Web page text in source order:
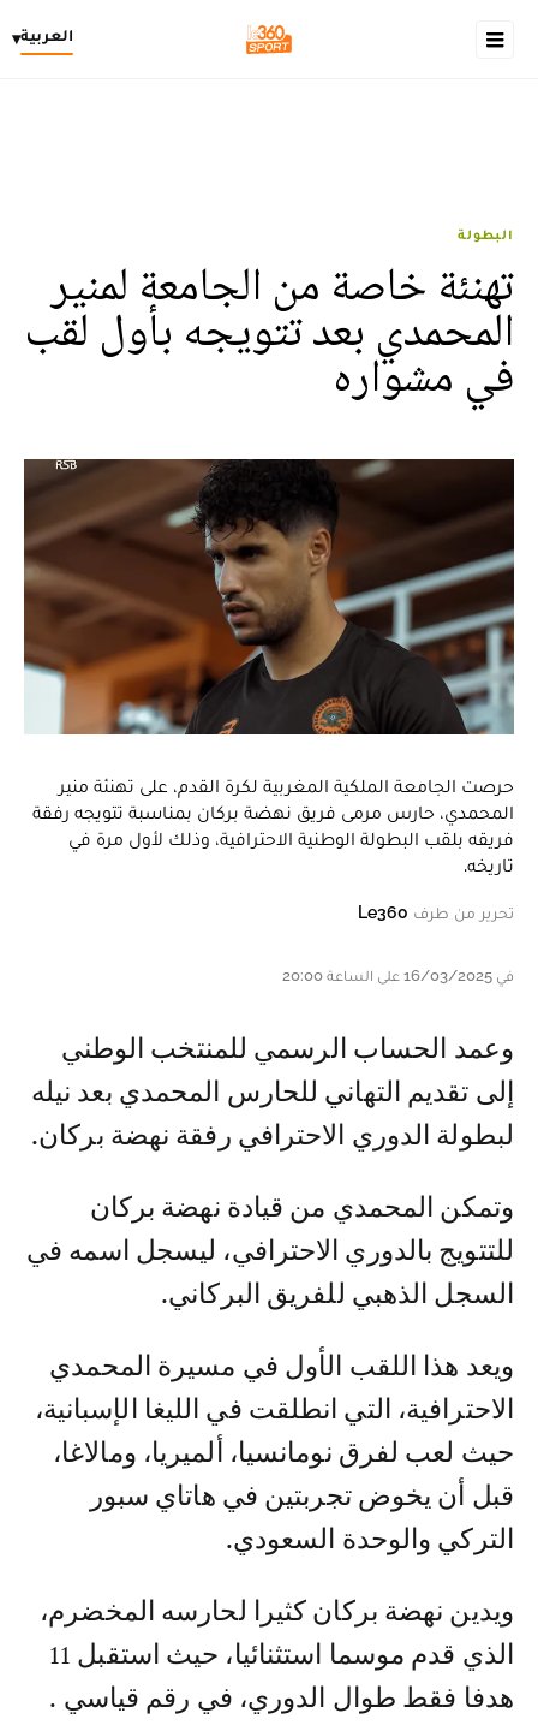
العربية▾
البطولة
تهنئة خاصة من الجامعة لمنير
المحمدي بعد تتويجه بأول لقب
في مشواره
حرصت الجامعة الملكية المغربية لكرة القدم، على تهنئة منير
المحمدي، حارس مرمى فريق نهضة بركان بمناسبة تتويجه رفقة
فريقه بلقب البطولة الوطنية الاحترافية، وذلك لأول مرة في
تاريخه.
تحرير من طرف Le360
في 16/03/2025 على الساعة 20:00
وعمد الحساب الرسمي للمنتخب الوطني
إلى تقديم التهاني للحارس المحمدي بعد نيله
لبطولة الدوري الاحترافي رفقة نهضة بركان.
وتمكن المحمدي من قيادة نهضة بركان
للتتويج بالدوري الاحترافي، ليسجل اسمه في
السجل الذهبي للفريق البركاني.
ويعد هذا اللقب الأول في مسيرة المحمدي
الاحترافية، التي انطلقت في الليغا الإسبانية،
حيث لعب لفرق نومانسيا، ألميريا، ومالاغا،
قبل أن يخوض تجربتين في هاتاي سبور
التركي والوحدة السعودي.
ويدين نهضة بركان كثيرا لحارسه المخضرم،
الذي قدم موسما استثنائيا، حيث استقبل 11
هدفا فقط طوال الدوري، في رقم قياسي .